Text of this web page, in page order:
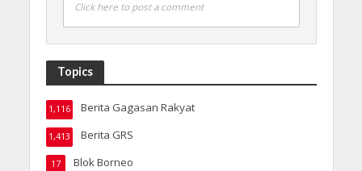
Click here to post a comment
Topics
Berita Gagasan Rakyat
1,116
Berita GRS
1,413
Blok Borneo
17